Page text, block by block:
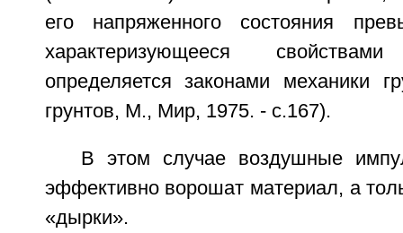
его напряженного состояния
характеризующееся
определяется законами механики
грунтов, М., Мир, 1975. - с.167).
В этом случае воздушные
эффективно ворошат материал, а
«дырки».